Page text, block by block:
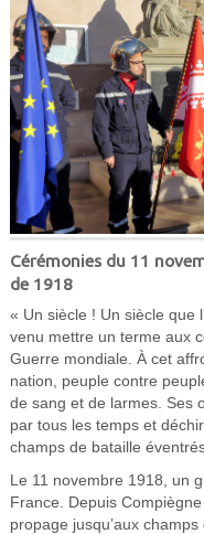
Cérémonies du 11
de 1918
« Un siècle ! Un siècle que
venu mettre un terme aux
Guerre mondiale. À cet
nation, peuple contre
de sang et de larmes. Ses
par tous les temps et
champs de bataille
Le 11 novembre 1918, un
France. Depuis
propage jusqu’aux